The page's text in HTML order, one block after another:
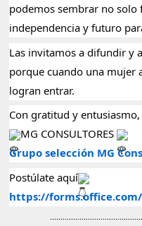
podemos sembrar no solo
independencia y futuro
Las invitamos a difundir y
porque cuando una mujer
logran entrar.
Con gratitud y entusiasmo,
MG CONSULTORES
Grupo selección MG
Postúlate aquí
https://